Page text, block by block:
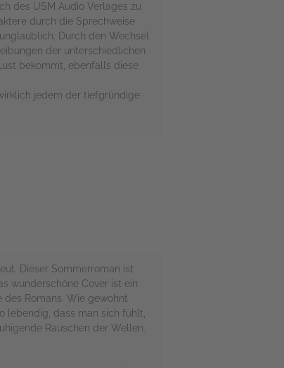
des USM Audio Verlages zu
durch die Sprechweise
Durch den Wechsel
der unterschiedlichen
bekommt, ebenfalls diese
jedem der tiefgründige
Dieser Sommerroman ist
wunderschöne Cover ist ein
Romans. Wie gewohnt
lebendig, dass man sich fühlt,
Rauschen der Wellen.